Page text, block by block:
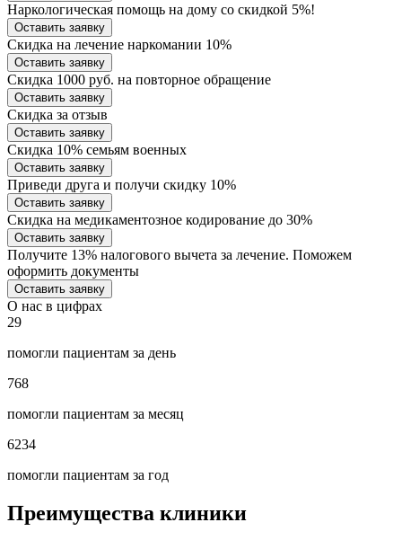
Наркологическая помощь на дому со скидкой 5%!
Оставить заявку
Скидка на лечение наркомании 10%
Оставить заявку
Скидка 1000 руб. на повторное обращение
Оставить заявку
Скидка за отзыв
Оставить заявку
Скидка 10% семьям военных
Оставить заявку
Приведи друга и получи скидку 10%
Оставить заявку
Скидка на медикаментозное кодирование до 30%
Оставить заявку
Получите 13% налогового вычета за лечение. Поможем
оформить документы
Оставить заявку
О нас в цифрах
29
помогли пациентам за день
768
помогли пациентам за месяц
6234
помогли пациентам за год
Преимущества клиники